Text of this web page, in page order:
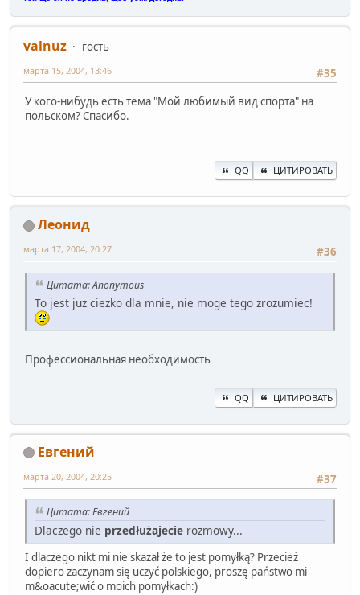
valnuz
гость
#35
марта 15, 2004, 13:46
У кого-нибудь есть тема "Мой любимый вид спорта" на
польском? Спасибо.
QQ ЦИТИРОВАТЬ
Леонид
#36
марта 17, 2004, 20:27
Цитата: Anonymous
To jest juz ciezko dla mnie, nie moge tego zrozumiec!
Профессиональная необходимость
QQ ЦИТИРОВАТЬ
Евгений
#37
марта 20, 2004, 20:25
Цитата: Евгений
Dlaczego nie przedłużajecie rozmowy...
I dlaczego nikt mi nie skazał że to jest pomyłką? Przecież
dopiero zaczynam się uczyć polskiego, proszę państwo mi
m&oacute;wić o moich pomyłkach:)